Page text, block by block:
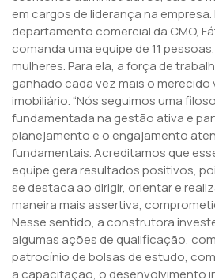
em cargos de liderança na
departamento comercial da CMO,
comanda uma equipe de 11
mulheres. Para ela, a força de
ganhado cada vez mais o
imobiliário. “Nós seguimos uma
fundamentada na gestão ativa e
planejamento e o engajamento
fundamentais. Acreditamos que
equipe gera resultados positivos,
se destaca ao dirigir, orientar e
maneira mais assertiva,
Nesse sentido, a construtora
algumas ações de qualificação,
patrocínio de bolsas de estudo,
a capacitação, o desenvolvimento